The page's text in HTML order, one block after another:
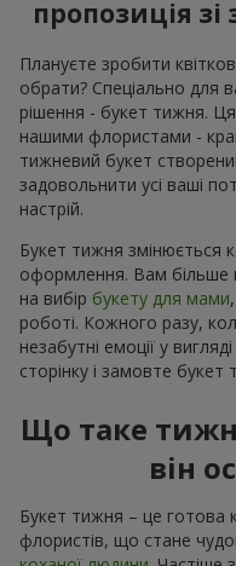
пропозиція
Плануєте зробити
обрати? Спеціально для
рішення - букет тижня. Ця
нашими флористами -
тижневий букет
задовольнити усі ваші
настрій.
Букет тижня змінюється
оформлення. Вам більше
на вибір букету для мами
роботі. Кожного разу,
незабутні емоції у
сторінку і замовте
Що таке
він
Букет тижня – це готова
флористів, що стане